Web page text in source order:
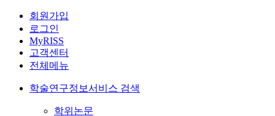
회원가입
로그인
MyRISS
고객센터
전체메뉴
학술연구정보서비스 검색
학위논문